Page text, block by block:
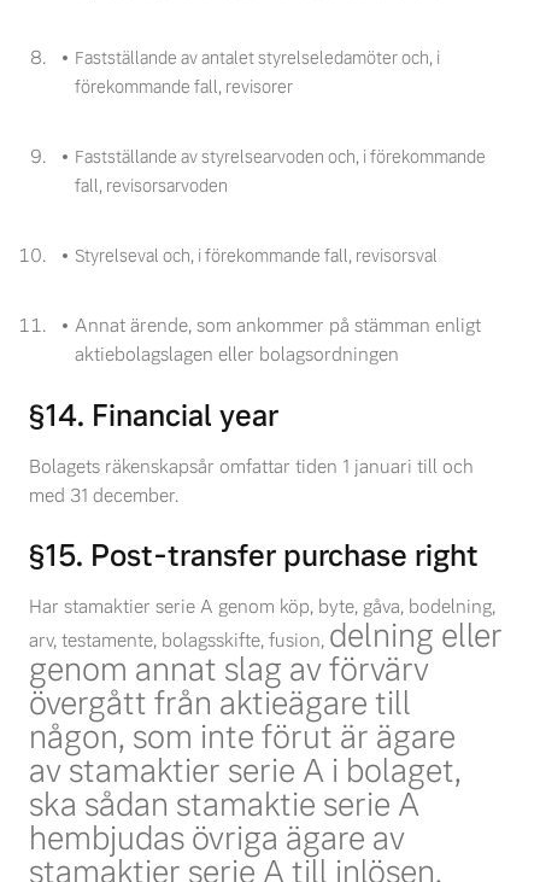
Fastställande av antalet styrelseledamöter och, i
förekommande fall, revisorer
Fastställande av styrelsearvoden och, i förekommande
fall, revisorsarvoden
Styrelseval och, i förekommande fall, revisorsval
Annat ärende, som ankommer på stämman enligt
aktiebolagslagen eller bolagsordningen
§14. Financial year
Bolagets räkenskapsår omfattar tiden 1 januari till och
med 31 december.
§15. Post-transfer purchase right
Har stamaktier serie A genom köp, byte, gåva, bodelning,
arv, testamente, bolagsskifte, fusion, delning eller
genom annat slag av förvärv
övergått från aktieägare till
någon, som inte förut är ägare
av stamaktier serie A i bolaget,
ska sådan stamaktie serie A
hembjudas övriga ägare av
stamaktier serie A till inlösen.